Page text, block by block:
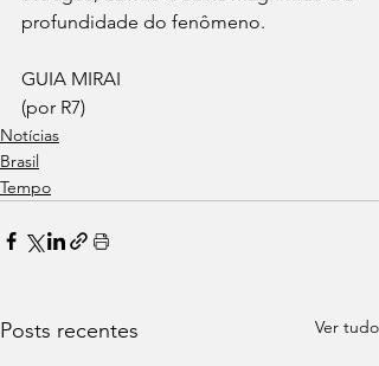
profundidade do fenômeno.
GUIA MIRAI
(por R7)
Notícias
Brasil
Tempo
Posts recentes Ver tudo